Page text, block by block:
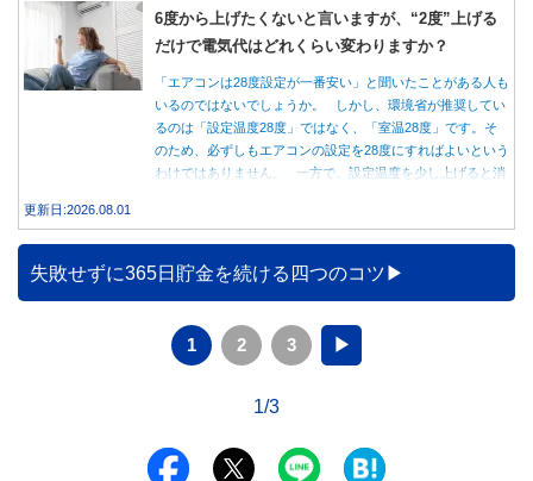
6度から上げたくないと言いますが、“2度”上げる
だけで電気代はどれくらい変わりますか？
「エアコンは28度設定が一番安い」と聞いたことがある人も
いるのではないでしょうか。 しかし、環境省が推奨してい
るのは「設定温度28度」ではなく、「室温28度」です。そ
のため、必ずしもエアコンの設定を28度にすればよいという
わけではありません。 一方で、設定温度を少し上げると消
データをもとに、節約効果の目安と快適に過ごすためのポイ
ントを分かりやすく解説します。
更新日:2026.08.01
失敗せずに365日貯金を続ける四つのコツ
1 2 3 ▶
1/3